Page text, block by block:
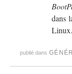
dans
Linux.
publié dans